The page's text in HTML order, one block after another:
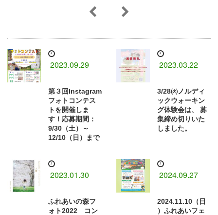
2023.09.29
第３回Instagram
フォトコンテス
トを開催しま
す！応募期間：
9/30（土）～
12/10（日）まで
2023.03.22
3/28㈫ノルディ
ックウォーキン
グ体験会は、⁡ 募
集締め切りいた
しました。⁡
2023.01.30
ふれあいの森フ
ォト2022 コン
2024.09.27
2024.11.10（日
）ふれあいフェ